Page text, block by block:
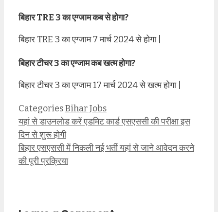
बिहार TRE 3 का एग्जाम कब से होगा?
बिहार TRE 3 का एग्जाम 7 मार्च 2024 से होगा |
बिहार टीचर 3 का एग्जाम कब खत्म होगा?
बिहार टीचर 3 का एग्जाम 17 मार्च 2024 से खत्म होगा |
CategoriesBihar Jobs
यहां से डाउनलोड करें एडमिट कार्ड एसएससी की परीक्षा इस
दिन से शुरू होगी
बिहार एसएससी में निकली नई भर्ती यहां से जाने आवेदन करने
की पूरी प्रक्रिया